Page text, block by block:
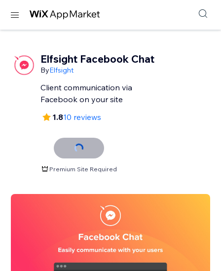
Elfsight Facebook Chat
ByElfsight
Client communication via
Facebook on your site
1.810 reviews
Premium Site Required